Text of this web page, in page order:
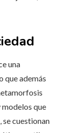
una
que además
modelos que
cuestionan